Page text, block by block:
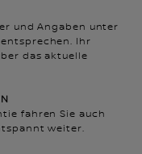
und Angaben unter
Ihr
das aktuelle
fahren Sie auch
weiter.